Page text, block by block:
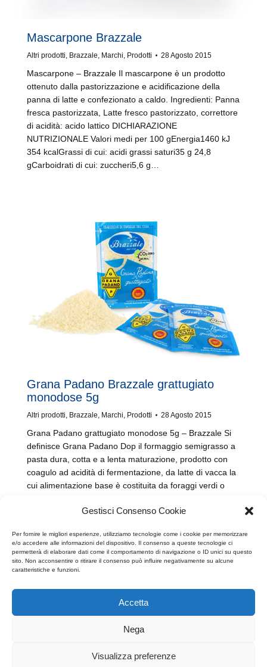
Gestisci Consenso Cookie
Per fornire le migliori esperienze, utilizziamo tecnologie come i cookie per memorizzare
e/o accedere alle informazioni del dispositivo. Il consenso a queste tecnologie ci
permetterà di elaborare dati come il comportamento di navigazione o ID unici su questo
sito. Non acconsentire o ritirare il consenso può influire negativamente su alcune
caratteristiche e funzioni.
Accetta
Nega
Visualizza preferenze
Mascarpone Brazzale
Altri prodotti, Brazzale, Marchi, Prodotti 28 Agosto 2015
Mascarpone – Brazzale Il mascarpone è un prodotto
ottenuto dalla pastorizzazione e acidificazione della
panna di latte e confezionato a caldo. Ingredienti: Panna
fresca pastorizzata, Latte fresco pastorizzato, correttore
di acidità: acido lattico DICHIARAZIONE
NUTRIZIONALE Valori medi per 100 gEnergia1460 kJ
354 kcalGrassi di cui: acidi grassi saturi35 g 24,8
gCarboidrati di cui: zuccheri5,6 g…
Grana Padano Brazzale grattugiato
monodose 5g
Altri prodotti, Brazzale, Marchi, Prodotti 28 Agosto 2015
Grana Padano grattugiato monodose 5g – Brazzale Si
definisce Grana Padano Dop il formaggio semigrasso a
pasta dura, cotta e a lenta maturazione, prodotto con
coagulo ad acidità di fermentazione, da latte di vacca la
cui alimentazione base è costituita da foraggi verdi o
riposato e parzialmente decremato per…
Copyright © 2025 Brazzale S.p.A. - Via M. Pasubio, 2 - 36010 Zanè (VI)